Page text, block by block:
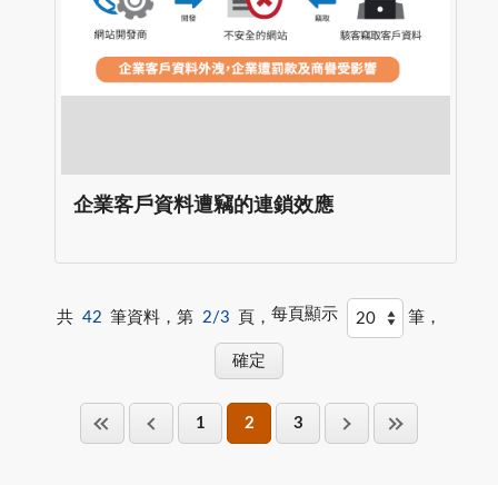
企業客戶資料遭竊的連鎖效應
共 42 筆資料，第 2/3 頁， 每頁顯示 筆，
1 2 3